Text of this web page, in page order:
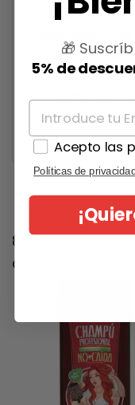
hcl,
castor oil, bht,
dimethicone,
acid.
8 otros
categoría:
🎁
5% de
Acepto las
Políticas de privacidad